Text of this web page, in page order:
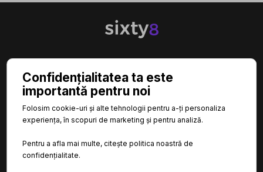
CATEGORII
INFORMAȚII
Confidențialitatea ta este
importantă pentru noi
Folosim cookie-uri și alte tehnologii pentru a-ți personaliza
experiența, în scopuri de marketing și pentru analiză.
Pentru a afla mai multe, citește politica noastră de
confidențialitate.